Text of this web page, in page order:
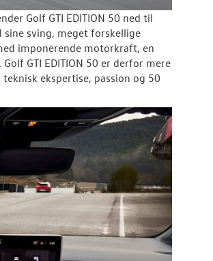
Golf GTI EDITION 50 ned til
sine sving, meget forskellige
imponerende motorkraft, en
GTI EDITION 50 er derfor mere
ekspertise, passion og 50